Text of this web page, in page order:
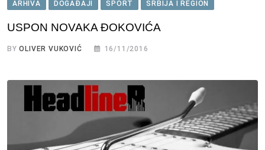
ARHIVA DOGAĐAJI SPORT SRBIJA I REGION
USPON NOVAKA ĐOKOVIĆA
BYOLIVER VUKOVIĆ 16/11/2016